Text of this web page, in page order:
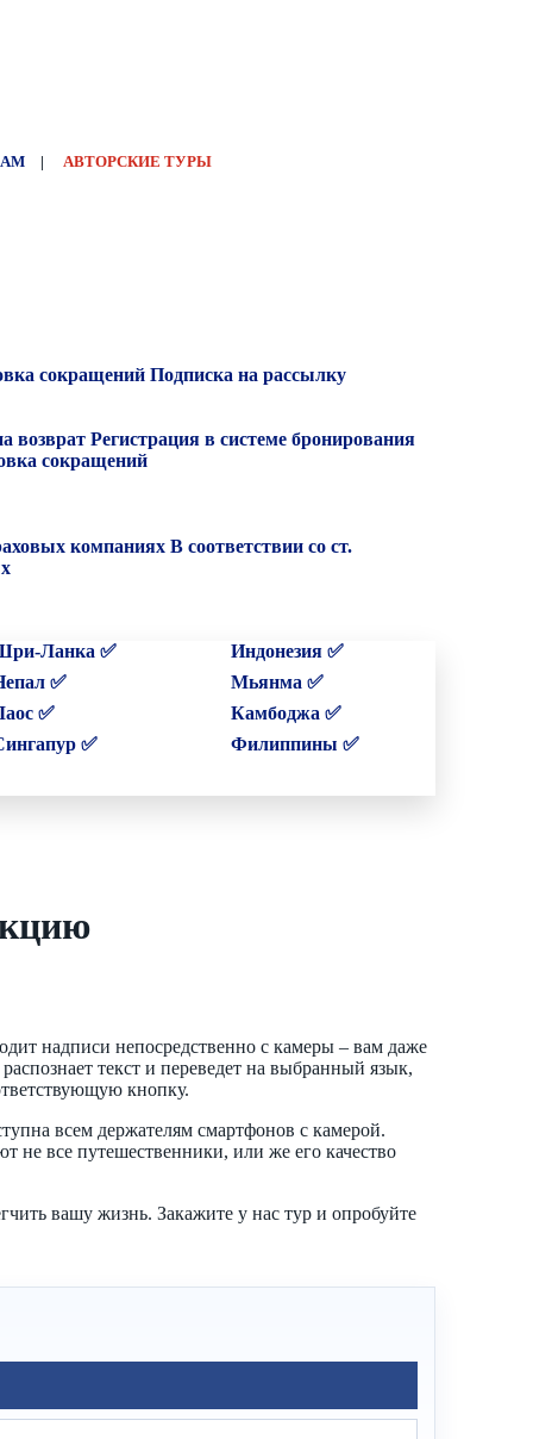
| АВТОРСКИЕ ТУРЫ
сокращений Подписка на рассылку
возврат Регистрация в системе бронирования
сокращений
компаниях В соответствии со ст.
Ланка ✅
Индонезия ✅
✅
Мьянма ✅
✅
Камбоджа ✅
✅
Филиппины ✅
надписи непосредственно с камеры – вам даже
текст и переведет на выбранный язык,
кнопку.
всем держателям смартфонов с камерой.
не все путешественники, или же его качество
вашу жизнь. Закажите у нас тур и опробуйте